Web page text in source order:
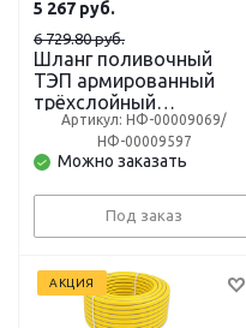
Шланг поливочный
ТЭП армированный
трёхслойный
AQWAVIM, 3/4 дюйма,
18 x 24 мм, 50 м,
жёлтый с серой
бирюзовый
Можно заказать
Артикул: НФ-00009069/
НФ-00009597
5 267 руб.
6 729.80 руб.
Под заказ
АКЦИЯ